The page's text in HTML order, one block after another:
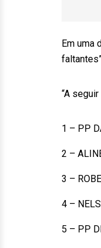
Em uma
“A
1 – PP
2 –
3 –
4 –
5 – PP